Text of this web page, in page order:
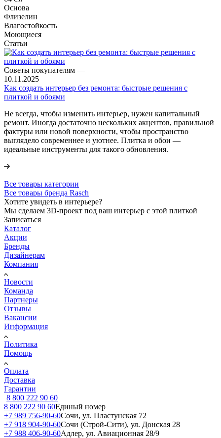
Основа
Флизелин
Влагостойкость
Моющиеся
Статьи
Советы покупателям —
10.11.2025
Как создать интерьер без ремонта: быстрые решения с
плиткой и обоями
Не всегда, чтобы изменить интерьер, нужен капитальный
ремонт. Иногда достаточно нескольких акцентов, правильной
фактуры или новой поверхности, чтобы пространство
выглядело современнее и уютнее. Плитка и обои —
идеальные инструменты для такого обновления.
Все товары категории
Все товары бренда Rasch
Хотите увидеть в интерьере?
Мы сделаем 3D-проект под ваш интерьер с этой плиткой
Записаться
Каталог
Акции
Бренды
Дизайнерам
Компания
Новости
Команда
Партнеры
Отзывы
Вакансии
Информация
Политика
Помощь
Оплата
Доставка
Гарантии
8 800 222 90 60
8 800 222 90 60Единый номер
+7 989 756-90-60Сочи, ул. Пластунская 72
+7 918 904-90-60Сочи (Строй-Сити), ул. Донская 28
+7 988 406-90-60Адлер, ул. Авиационная 28/9